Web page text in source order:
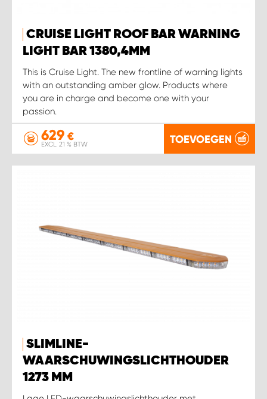
CRUISE LIGHT ROOF BAR WARNING
LIGHT BAR 1380,4MM
This is Cruise Light. The new frontline of warning lights
with an outstanding amber glow. Products where
you are in charge and become one with your
passion.
629 €
EXCL. 21 % BTW TOEVOEGEN
SLIMLINE-
WAARSCHUWINGSLICHTHOUDER
1273 MM
WORK SYSTEM KOOTWIJKERBROEK
WORK SYSTEM LOPIK AUTOSERVICE BENSCHOP
WORK SYSTEM LOPIK GARAGE STUIVENBERG
WORK SYSTEM NIEUWEGEIN
WORK SYSTEM REEUWIJK
WORK SYSTEM WILLEMSTAD